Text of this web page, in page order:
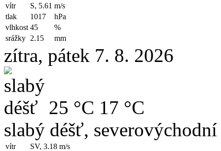
vítr S, 5.61 m/s
tlak
1017
hPa
vlhkost 45
%
srážky 2.15 mm
zítra, pátek 7. 8. 2026
25 °C 17 °C
slabý déšť,
vítr SV, 3.18 m/s